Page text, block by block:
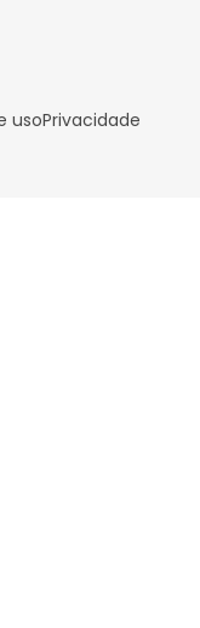
usoPrivacidade